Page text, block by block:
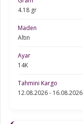
4.18 gr
Maden
Altın
Ayar
14K
Tahmini Kargo
12.08.2026 - 16.08.2026